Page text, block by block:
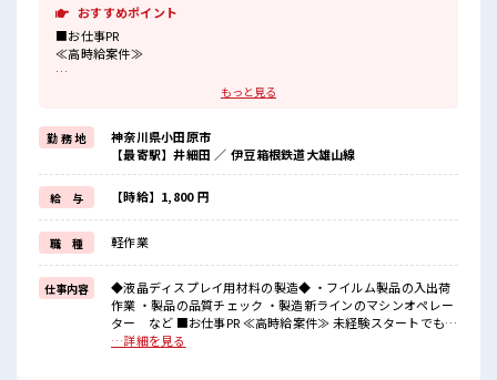
おすすめポイント
■お仕事PR
≪高時給案件≫
未経験スタートでも時給1800円～スタート！
残業は月20時間未満でほどよく稼げます♪
≪髪色自由で自分らしく働く≫
明るすぎたり奇抜でなければ基本的に自由！
≪未経験の方も大カンゲイ≫
新しいことにチャレンジするのは不安だけど、
しっかり働く環境が整っています！
イチからスキルUP・ステップUP目指していきましょう！！
■職場の雰囲気
『少人数』だからコミュニケーションも取りやすい！
もっと見る
勤 務 地
神奈川県小田原市
【最寄駅】井細田 ／ 伊豆箱根鉄道大雄山線
給 与 【時給】1,800 円
職 種 軽作業
仕事内容
◆液晶ディスプレイ用材料の製造◆ ・フイルム製品の入出荷
作業 ・製品の品質チェック ・製造新ラインのマシンオペレー
ター など ■お仕事PR ≪高時給案件≫ 未経験スタートでも時
給1800円～スタート！ ≪適度な残業でお給料UP≫ 残業は月
…詳細を見る